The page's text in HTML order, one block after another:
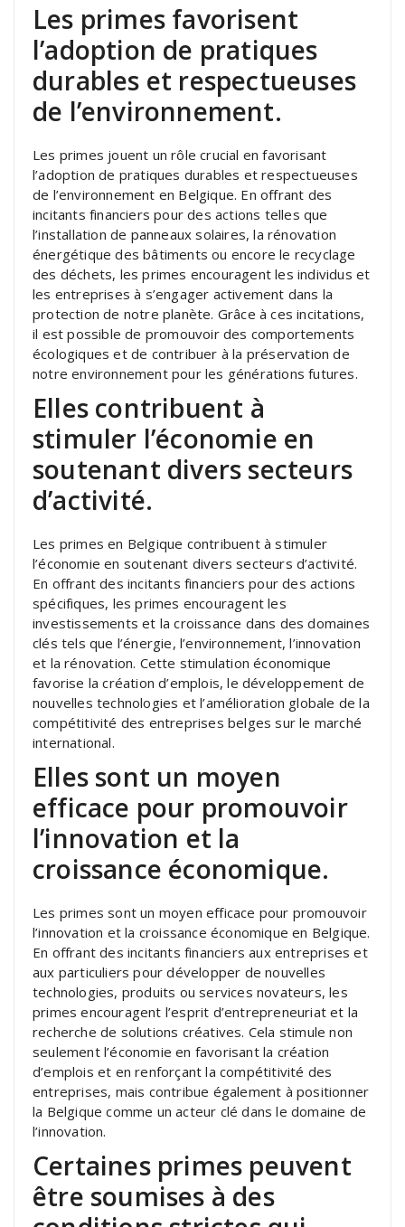
Les primes favorisent
l’adoption de pratiques
durables et respectueuses
de l’environnement.
Les primes jouent un rôle crucial en favorisant
l’adoption de pratiques durables et respectueuses
de l’environnement en Belgique. En offrant des
incitants financiers pour des actions telles que
l’installation de panneaux solaires, la rénovation
énergétique des bâtiments ou encore le recyclage
des déchets, les primes encouragent les individus et
les entreprises à s’engager activement dans la
protection de notre planète. Grâce à ces incitations,
il est possible de promouvoir des comportements
écologiques et de contribuer à la préservation de
notre environnement pour les générations futures.
Elles contribuent à
stimuler l’économie en
soutenant divers secteurs
d’activité.
Les primes en Belgique contribuent à stimuler
l’économie en soutenant divers secteurs d’activité.
En offrant des incitants financiers pour des actions
spécifiques, les primes encouragent les
investissements et la croissance dans des domaines
clés tels que l’énergie, l’environnement, l’innovation
et la rénovation. Cette stimulation économique
favorise la création d’emplois, le développement de
nouvelles technologies et l’amélioration globale de la
compétitivité des entreprises belges sur le marché
international.
Elles sont un moyen
efficace pour promouvoir
l’innovation et la
croissance économique.
Les primes sont un moyen efficace pour promouvoir
l’innovation et la croissance économique en Belgique.
En offrant des incitants financiers aux entreprises et
aux particuliers pour développer de nouvelles
technologies, produits ou services novateurs, les
primes encouragent l’esprit d’entrepreneuriat et la
recherche de solutions créatives. Cela stimule non
seulement l’économie en favorisant la création
d’emplois et en renforçant la compétitivité des
entreprises, mais contribue également à positionner
la Belgique comme un acteur clé dans le domaine de
l’innovation.
Certaines primes peuvent
être soumises à des